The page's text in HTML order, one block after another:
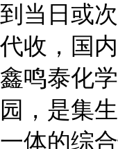
到当日或
代收，国
鑫鸣泰化
园，是集
一体的综